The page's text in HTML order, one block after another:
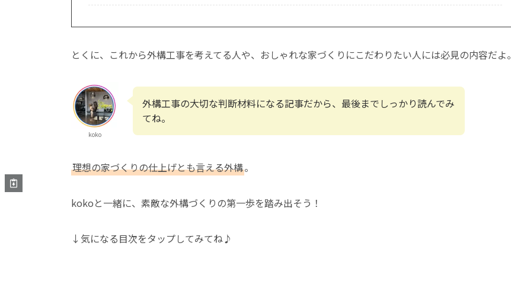
とくに、これから外構工事を考えてる人や、おしゃれな家づくりにこだわりたい人には必見の内容だよ。
koko
外構工事の大切な判断材料になる記事だから、最後までしっかり読んでみ
てね。
理想の家づくりの仕上げとも言える外構。
kokoと一緒に、素敵な外構づくりの第一歩を踏み出そう！
↓気になる目次をタップしてみてね♪